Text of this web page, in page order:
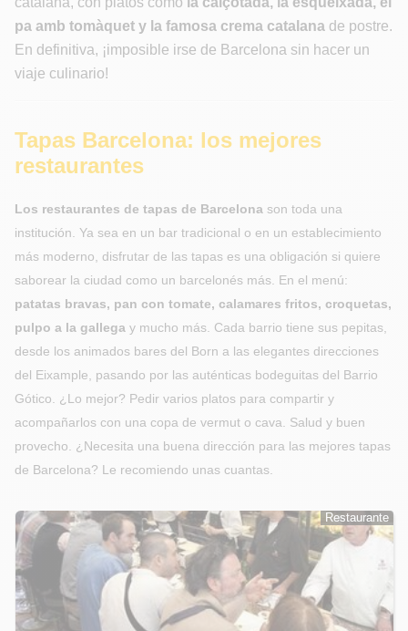
pa amb tomàquet y la famosa crema catalana de postre.
En definitiva, ¡imposible irse de Barcelona sin hacer un
viaje culinario!
Tapas Barcelona: los mejores
restaurantes
Los restaurantes de tapas de Barcelona son toda una
institución. Ya sea en un bar tradicional o en un establecimiento
más moderno, disfrutar de las tapas es una obligación si quiere
saborear la ciudad como un barcelonés más. En el menú:
patatas bravas, pan con tomate, calamares fritos, croquetas,
pulpo a la gallega y mucho más. Cada barrio tiene sus pepitas,
desde los animados bares del Born a las elegantes direcciones
del Eixample, pasando por las auténticas bodeguitas del Barrio
Gótico. ¿Lo mejor? Pedir varios platos para compartir y
acompañarlos con una copa de vermut o cava. Salud y buen
provecho. ¿Necesita una buena dirección para las mejores tapas
de Barcelona? Le recomiendo unas cuantas.
Restaurante
Restaurante